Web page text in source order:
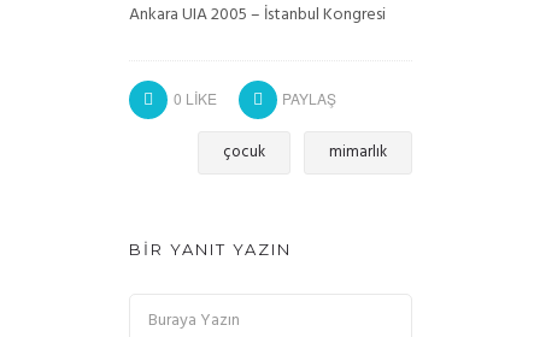
Ankara UIA 2005 – İstanbul Kongresi
0 LIKE PAYLAŞ
çocuk mimarlık
BIR YANIT YAZIN